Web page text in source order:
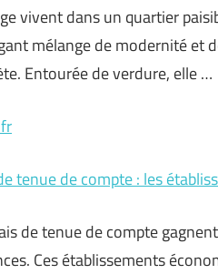
vivent dans un quartier
mélange de modernité et
Entourée de verdure, elle …
tenue de compte : les
de tenue de compte
Ces établissements